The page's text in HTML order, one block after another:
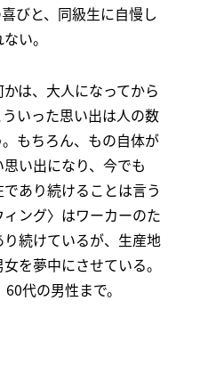
びと、同級生に自慢し
い。
は、大人になってから
いった思い出は人の数
もちろん、もの自体が
い出になり、今でも
であり続けることは言う
ング〉はワーカーのた
続けているが、生産地
を夢中にさせている。
代の男性まで。